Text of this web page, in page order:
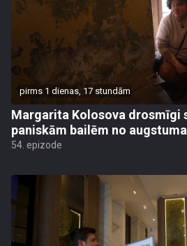
pirms 1 dienas, 17 stundām
Margarita Kolosova drosmīgi
paniskām bailēm no augstuma
54. epizode